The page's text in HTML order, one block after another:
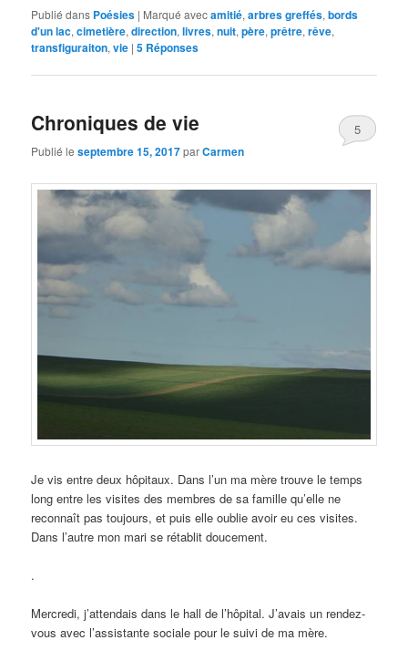
Publié dans Poésies | Marqué avecamitié,arbres greffés,bords
d'un lac,cimetière,direction,livres,nuit,père,prêtre,rêve,
transfiguraiton,vie |5 Réponses
Chroniques de vie
Publié leseptembre 15, 2017parCarmen
5
Je vis entre deux hôpitaux. Dans l’un ma mère trouve le temps
long entre les visites des membres de sa famille qu’elle ne
reconnaît pas toujours, et puis elle oublie avoir eu ces visites.
Dans l’autre mon mari se rétablit doucement.
.
Mercredi, j’attendais dans le hall de l’hôpital. J’avais un rendez-
vous avec l’assistante sociale pour le suivi de ma mère.